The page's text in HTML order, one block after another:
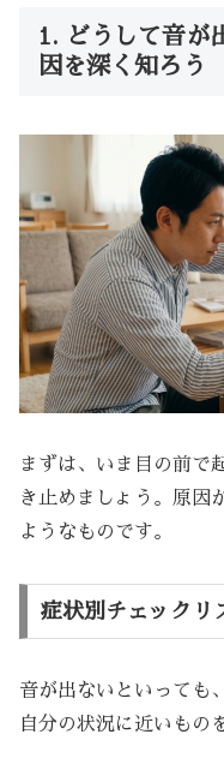
1. どうして音が
因を深く知ろう
まずは、いま目の前で
き止めましょう。原因
ようなものです。
症状別チェックリ
音が出ないといっても
自分の状況に近いもの